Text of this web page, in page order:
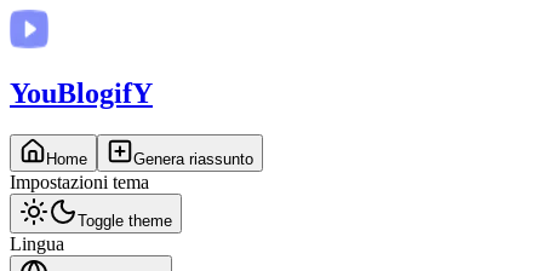
YouBlogifY
Home Genera riassunto
Impostazioni tema
Toggle theme
Lingua